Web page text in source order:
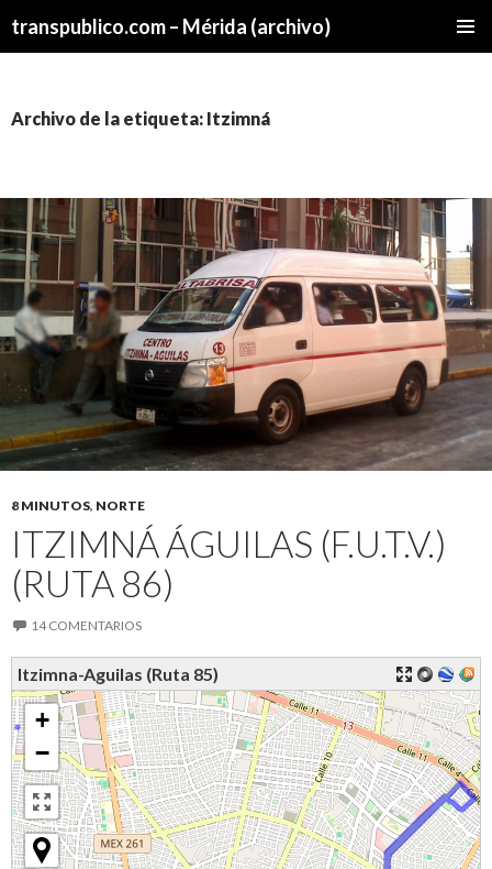
transpublico.com – Mérida (archivo)
Archivo de la etiqueta: Itzimná
8 MINUTOS, NORTE
ITZIMNÁ ÁGUILAS (F.U.T.V.)
(RUTA 86)
14 COMENTARIOS
Itzimna-Aguilas (Ruta 85)
+
−